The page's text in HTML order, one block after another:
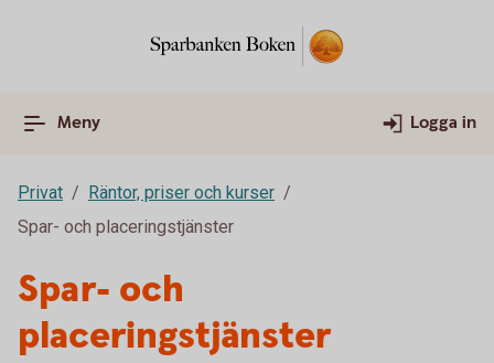
Meny Logga in
Privat
Räntor, priser och kurser
Spar- och placeringstjänster
Spar- och
placeringstjänster